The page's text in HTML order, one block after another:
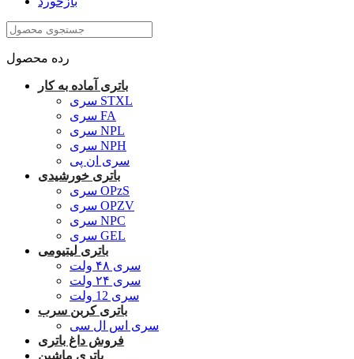
رده محصول
باتری آماده به کار
سری STXL
سری FA
سری NPL
سری NPH
سری ان پی
باتری خورشیدی
سری OPzS
سری OPZV
سری NPC
سری GEL
باتری لیتیومی
سری ۴۸ ولت
سری ۲۴ ولت
سری 12 ولت
باتری کربن سرب
سری اس ال سی
فروش داغ باتری
باتری ماشین